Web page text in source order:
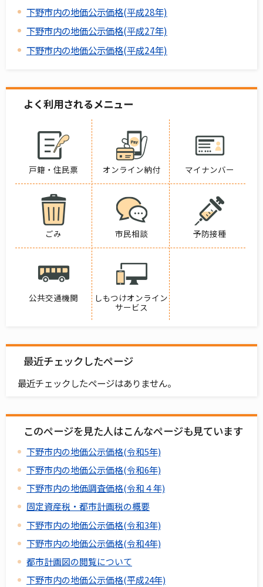
下野市内の地価公示価格(平成28年)
下野市内の地価公示価格(平成27年)
下野市内の地価公示価格(平成24年)
よく利用されるメニュー
戸籍・住民票 オンライン納付 マイナンバー
ごみ 市民相談 予防接種
公共交通機関
しもつけオンライン
サービス
最近チェックしたページ
最近チェックしたページはありません。
このページを見た人はこんなページも見ています
下野市内の地価公示価格(令和5年)
下野市内の地価公示価格(令和6年)
下野市内の地価調査価格(令和４年)
固定資産税・都市計画税の概要
下野市内の地価公示価格(令和3年)
下野市内の地価公示価格(令和4年)
都市計画図の閲覧について
下野市内の地価公示価格(平成24年)